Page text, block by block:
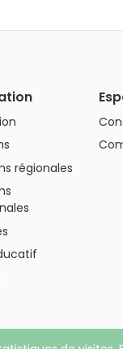
régionales